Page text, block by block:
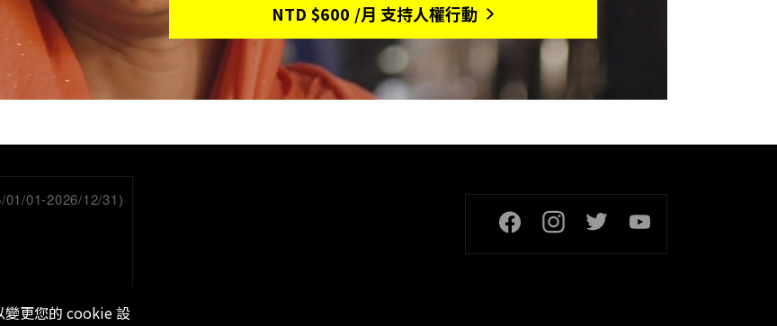
NTD $600 /月 支持人權行動
變更您的 cookie 設
頁尾社交連結
01/01-2026/12/31)